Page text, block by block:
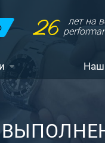
26
лет на